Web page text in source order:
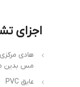
اجزای
هادی
مس بدین
عایق PVC